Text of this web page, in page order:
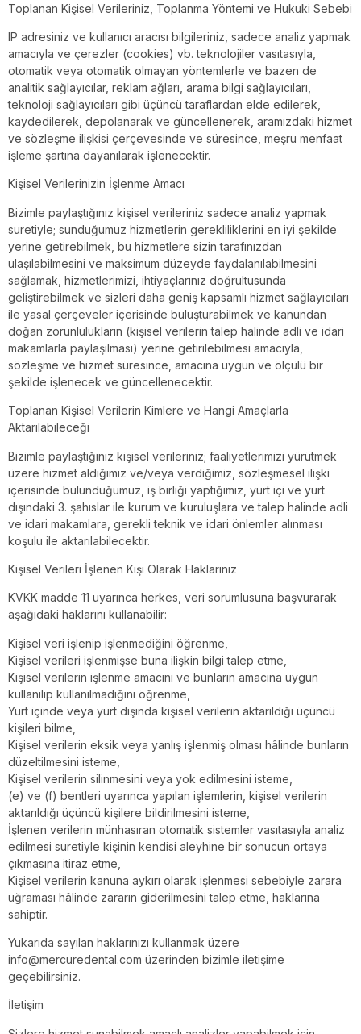
Toplanan Kişisel Verileriniz, Toplanma Yöntemi ve Hukuki Sebebi
IP adresiniz ve kullanıcı aracısı bilgileriniz, sadece analiz yapmak
amacıyla ve çerezler (cookies) vb. teknolojiler vasıtasıyla,
otomatik veya otomatik olmayan yöntemlerle ve bazen de
analitik sağlayıcılar, reklam ağları, arama bilgi sağlayıcıları,
teknoloji sağlayıcıları gibi üçüncü taraflardan elde edilerek,
kaydedilerek, depolanarak ve güncellenerek, aramızdaki hizmet
ve sözleşme ilişkisi çerçevesinde ve süresince, meşru menfaat
işleme şartına dayanılarak işlenecektir.
Kişisel Verilerinizin İşlenme Amacı
Bizimle paylaştığınız kişisel verileriniz sadece analiz yapmak
suretiyle; sunduğumuz hizmetlerin gerekliliklerini en iyi şekilde
yerine getirebilmek, bu hizmetlere sizin tarafınızdan
ulaşılabilmesini ve maksimum düzeyde faydalanılabilmesini
sağlamak, hizmetlerimizi, ihtiyaçlarınız doğrultusunda
geliştirebilmek ve sizleri daha geniş kapsamlı hizmet sağlayıcıları
ile yasal çerçeveler içerisinde buluşturabilmek ve kanundan
doğan zorunlulukların (kişisel verilerin talep halinde adli ve idari
makamlarla paylaşılması) yerine getirilebilmesi amacıyla,
sözleşme ve hizmet süresince, amacına uygun ve ölçülü bir
şekilde işlenecek ve güncellenecektir.
Toplanan Kişisel Verilerin Kimlere ve Hangi Amaçlarla
Aktarılabileceği
Bizimle paylaştığınız kişisel verileriniz; faaliyetlerimizi yürütmek
üzere hizmet aldığımız ve/veya verdiğimiz, sözleşmesel ilişki
içerisinde bulunduğumuz, iş birliği yaptığımız, yurt içi ve yurt
dışındaki 3. şahıslar ile kurum ve kuruluşlara ve talep halinde adli
ve idari makamlara, gerekli teknik ve idari önlemler alınması
koşulu ile aktarılabilecektir.
Kişisel Verileri İşlenen Kişi Olarak Haklarınız
KVKK madde 11 uyarınca herkes, veri sorumlusuna başvurarak
aşağıdaki haklarını kullanabilir:
Kişisel veri işlenip işlenmediğini öğrenme,
Kişisel verileri işlenmişse buna ilişkin bilgi talep etme,
Kişisel verilerin işlenme amacını ve bunların amacına uygun
kullanılıp kullanılmadığını öğrenme,
Yurt içinde veya yurt dışında kişisel verilerin aktarıldığı üçüncü
kişileri bilme,
Kişisel verilerin eksik veya yanlış işlenmiş olması hâlinde bunların
düzeltilmesini isteme,
Kişisel verilerin silinmesini veya yok edilmesini isteme,
(e) ve (f) bentleri uyarınca yapılan işlemlerin, kişisel verilerin
aktarıldığı üçüncü kişilere bildirilmesini isteme,
İşlenen verilerin münhasıran otomatik sistemler vasıtasıyla analiz
edilmesi suretiyle kişinin kendisi aleyhine bir sonucun ortaya
çıkmasına itiraz etme,
Kişisel verilerin kanuna aykırı olarak işlenmesi sebebiyle zarara
uğraması hâlinde zararın giderilmesini talep etme, haklarına
sahiptir.
Yukarıda sayılan haklarınızı kullanmak üzere
info@mercuredental.com üzerinden bizimle iletişime
geçebilirsiniz.
İletişim